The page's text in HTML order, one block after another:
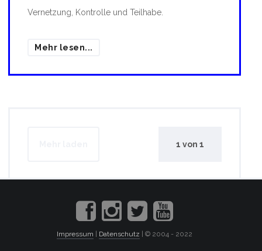
Vernetzung, Kontrolle und Teilhabe.
Mehr lesen...
1 von 1
Impressum Datenschutz | © 2004 - 2022